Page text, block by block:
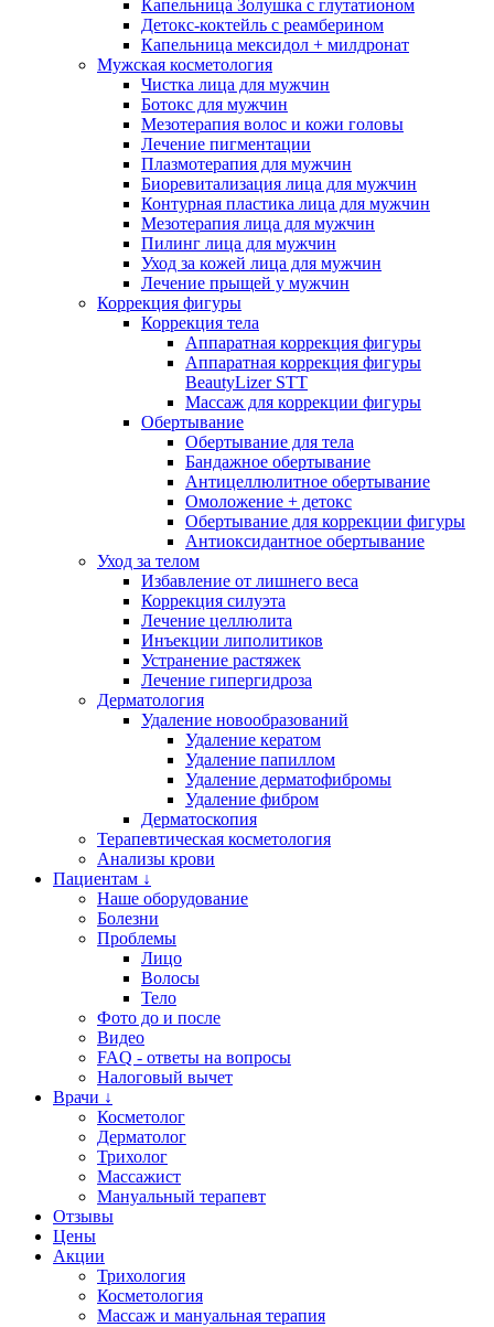
Капельница Золушка с глутатионом
Детокс-коктейль с реамберином
Капельница мексидол + милдронат
Мужская косметология
Чистка лица для мужчин
Ботокс для мужчин
Мезотерапия волос и кожи головы
Лечение пигментации
Плазмотерапия для мужчин
Биоревитализация лица для мужчин
Контурная пластика лица для мужчин
Мезотерапия лица для мужчин
Пилинг лица для мужчин
Уход за кожей лица для мужчин
Лечение прыщей у мужчин
Коррекция фигуры
Коррекция тела
Аппаратная коррекция фигуры
Аппаратная коррекция фигуры
BeautyLizer STT
Массаж для коррекции фигуры
Обертывание
Обертывание для тела
Бандажное обертывание
Антицеллюлитное обертывание
Омоложение + детокс
Обертывание для коррекции фигуры
Антиоксидантное обертывание
Уход за телом
Избавление от лишнего веса
Коррекция силуэта
Лечение целлюлита
Инъекции липолитиков
Устранение растяжек
Лечение гипергидроза
Дерматология
Удаление новообразований
Удаление кератом
Удаление папиллом
Удаление дерматофибромы
Удаление фибром
Дерматоскопия
Терапевтическая косметология
Анализы крови
Пациентам ↓
Наше оборудование
Болезни
Проблемы
Лицо
Волосы
Тело
Фото до и после
Видео
FAQ - ответы на вопросы
Налоговый вычет
Врачи ↓
Косметолог
Дерматолог
Трихолог
Массажист
Мануальный терапевт
Отзывы
Цены
Акции
Трихология
Косметология
Массаж и мануальная терапия